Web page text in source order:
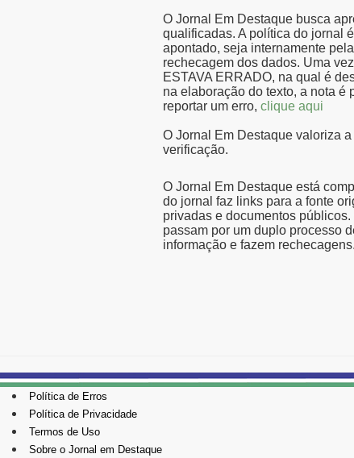
O Jornal Em Destaque busca
qualificadas. A política do jornal
apontado, seja internamente
rechecagem dos dados. Uma
ESTAVA ERRADO, na qual é
na elaboração do texto, a nota é
reportar um erro, clique aqui
O Jornal Em Destaque valoriza
verificação.
O Jornal Em Destaque está
do jornal faz links para a fonte
privadas e documentos
passam por um duplo processo
informação e fazem rechecagens.
Política de Erros
Política de Privacidade
Termos de Uso
Sobre o Jornal em Destaque